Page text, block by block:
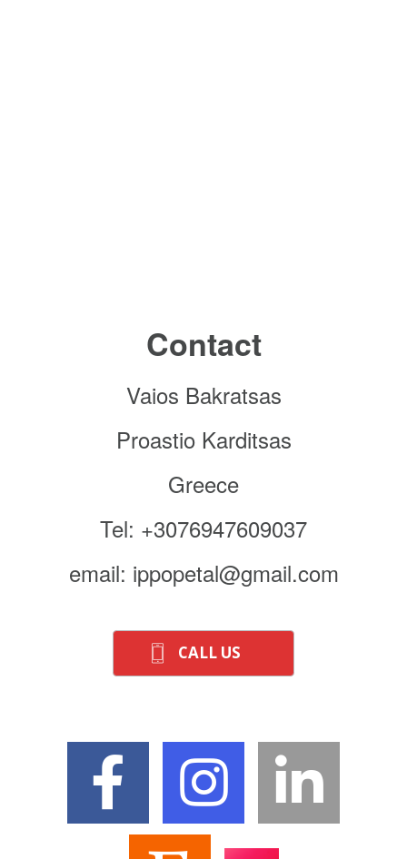
Contact
Vaios Bakratsas
Proastio Karditsas
Greece
Tel: +3076947609037
email: ippopetal@gmail.com
CALL US